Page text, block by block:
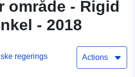
område - Rigid
- 2018
regerings
Actions